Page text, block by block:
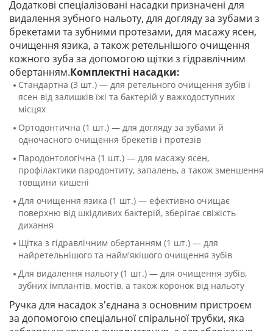
Додаткові спеціалізовані насадки призначені для
видалення зубного нальоту, для догляду за зубами з
брекетами та зубними протезами, для масажу ясен,
очищення язика, а також ретельнішого очищення
кожного зуба за допомогою щітки з гідравлічним
обертанням.Комплектні насадки:
Стандартна (3 шт.) — для ретельного очищення зубів і
ясен від залишків їжі та бактерій у важкодоступних
місцях
Ортодонтична (1 шт.) — для догляду за зубами й
одночасного очищення брекетів і протезів
Пародонтологічна (1 шт.) — для масажу ясен,
профілактики пародонтиту, запалень, а також зменшення
товщини кишені
Для очищення язика (1 шт.) — ефективно очищає
поверхню від шкідливих бактерій, зберігає свіжість
дихання
Щітка з гідравлічним обертанням (1 шт.) — для
найретельнішого та найм'якішого очищення зубів
Для видалення нальоту (1 шт.) — для очищення зубів,
зубних імплантів, мостів, а також коронок від нальоту
Ручка для насадок з'єднана з основним пристроєм
за допомогою спеціальної спіральної трубки, яка